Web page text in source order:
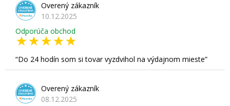
Overený zákazník
10.12.2025
Odporúča obchod
Do 24 hodín som si tovar vyzdvihol na výdajnom mieste
Overený zákazník
08.12.2025